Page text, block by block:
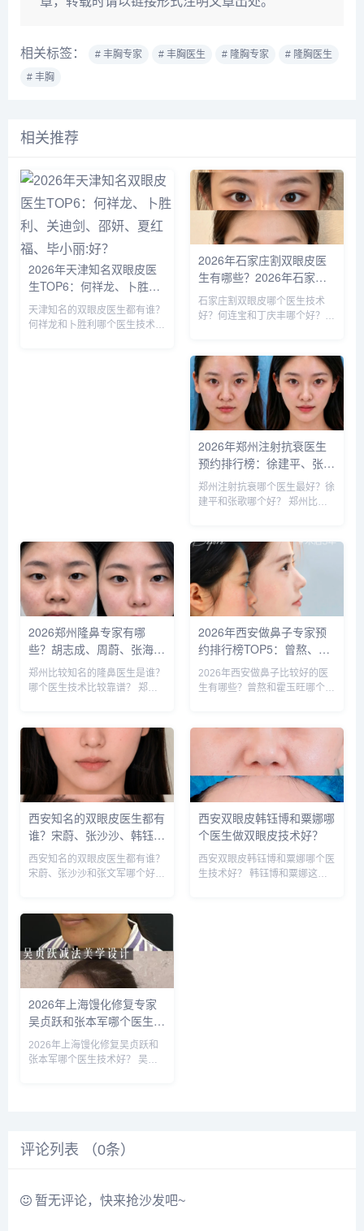
相关标签： # 丰胸专家 # 丰胸医生 # 隆胸专家
# 隆胸医生
# 丰胸
相关推荐
2026年天津知名双眼皮医
生TOP6：何祥龙、卜胜
利、关迪剑、邵妍、夏红
福、毕小丽:好？
天津知名的双眼皮医生都有谁？
何祥龙和卜胜利哪个医生技术比
2026年石家庄割双眼皮医
生有哪些？2026年石家庄
双眼皮专家预约排行榜前十
名大全
石家庄割双眼皮哪个医生技术
好？何连宝和丁庆丰哪个好？
丁庆丰、崔剑、张洁、王亚斌、
马云鹏、张玉辉、李海霞等，哪
个医生技术更好呢？我们一起来
分析下...
2026年郑州注射抗衰医生
预约排行榜：徐建平、张
歌、赵永华、张婉霞、王妍
芝、唐喜、李娟、朱怡梦哪
郑州注射抗衰哪个医生最好？徐
建平和张歌哪个好？ 郑州比较
芝、唐喜、李娟、朱怡梦。徐建
平和张歌医生是咨询和预约最多
的医生，咨询预约添加微信号：
bia...
2026郑州隆鼻专家有哪
些？胡志成、周蔚、张海
洋、王启立、张鹏、李冰谁
做鼻子更好？
郑州比较知名的隆鼻医生是谁？
哪个医生技术比较靠谱？ 郑州
李冰等，胡医生和张医生咨询和
预约的人最多，技术也更靠谱
些，咨询预约添加微信号：
bianm...
2026年西安做鼻子专家预
约排行榜TOP5：曾熬、霍
玉旺、房志强、蒋立、刘宝
军哪个更好？
2026年西安做鼻子比较好的医
生有哪些？曾熬和霍玉旺哪个更
立、刘宝军等，医生的技术都很
靠谱，案例也非常多，对比的
话，建议实地面诊，曾医生和霍
医生是...
西安知名的双眼皮医生都有
谁？宋蔚、张沙沙、韩钰
博、王璇、张文军谁做双眼
皮更好？
西安知名的双眼皮医生都有谁？
宋蔚、张沙沙和张文军哪个好？
等，这几位医生都是咨询和预约
最多的，双眼皮案例比较多，咨
询预约添加微信号：bianme...
西安双眼皮韩钰博和粟娜哪
个医生做双眼皮技术好？
西安双眼皮韩钰博和粟娜哪个医
生技术好？ 韩钰博和粟娜这两
2026年上海馒化修复专家
吴贞跃和张本军哪个医生做
馒化修复技术好？
2026年上海馒化修复吴贞跃和
张本军哪个医生技术好？ 吴贞
下，...
评论列表 （0条）
暂无评论，快来抢沙发吧~